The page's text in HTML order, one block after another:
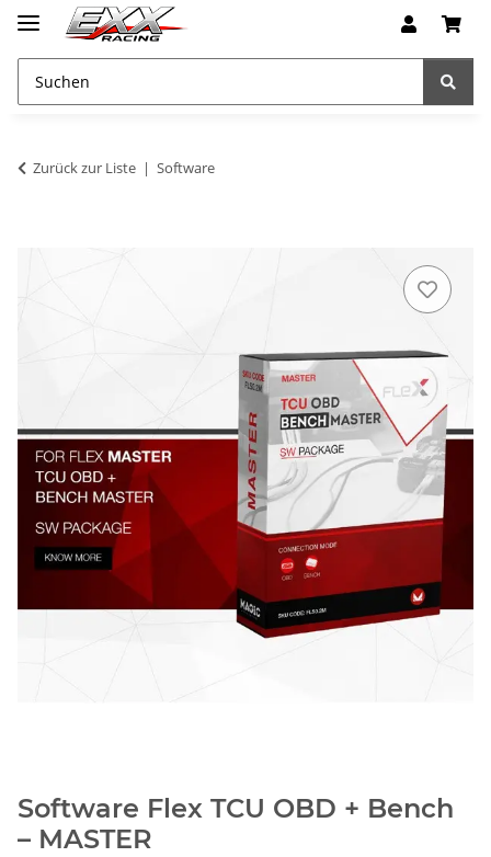
Zurück zur Liste Software
Software Flex TCU OBD + Bench
– MASTER